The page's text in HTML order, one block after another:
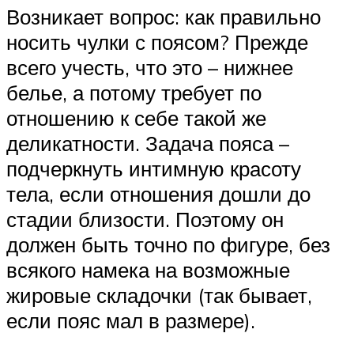
Возникает вопрос: как правильно
носить чулки с поясом? Прежде
всего учесть, что это – нижнее
белье, а потому требует по
отношению к себе такой же
деликатности. Задача пояса –
подчеркнуть интимную красоту
тела, если отношения дошли до
стадии близости. Поэтому он
должен быть точно по фигуре, без
всякого намека на возможные
жировые складочки (так бывает,
если пояс мал в размере).